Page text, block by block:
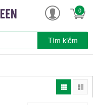
0
Tìm kiếm